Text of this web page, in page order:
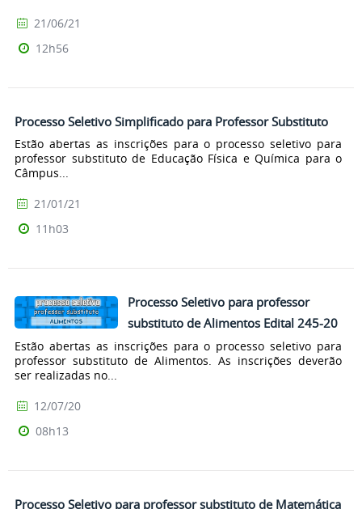
21/06/21
12h56
Processo Seletivo Simplificado para Professor Substituto
Estão abertas as inscrições para o processo seletivo para
professor substituto de Educação Física e Química para o
Câmpus...
21/01/21
11h03
Processo Seletivo para professor
substituto de Alimentos Edital 245-20
Estão abertas as inscrições para o processo seletivo para
professor substituto de Alimentos. As inscrições deverão
ser realizadas no...
12/07/20
08h13
Processo Seletivo para professor substituto de Matemática